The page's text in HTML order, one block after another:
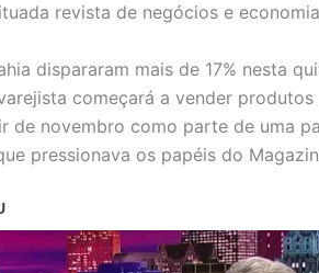
revista de negócios e
dispararam mais de 17% nesta
começará a vender
de novembro como parte de uma
pressionava os papéis do